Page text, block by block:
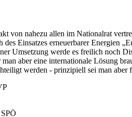
von nahezu allen im Nationalrat
Einsatzes erneuerbarer Energien
Umsetzung werde es freilich noch
aber eine internationale Lösung
werden - prinzipiell sei man aber